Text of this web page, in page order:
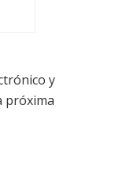
y
próxima